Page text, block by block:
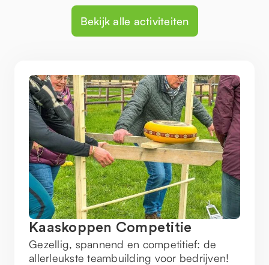
Bekijk alle activiteiten
Kaaskoppen Competitie
Gezellig, spannend en competitief: de
allerleukste teambuilding voor bedrijven!